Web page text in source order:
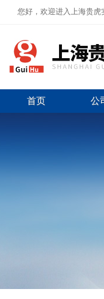
您好，欢迎进入上海贵虎
首页 公